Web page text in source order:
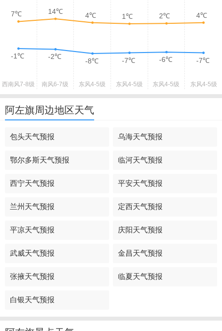
西南风7-8级 南风6-7级 东风4-5级 东风4-5级 东风4-5级 东风4-5级
7℃ 14℃ 4℃ 1℃ 2℃ 4℃
-1℃ -2℃
-8℃ -7℃ -6℃ -7℃
阿左旗周边地区天气
包头天气预报 乌海天气预报
鄂尔多斯天气预报 临河天气预报
西宁天气预报 平安天气预报
兰州天气预报 定西天气预报
平凉天气预报 庆阳天气预报
武威天气预报 金昌天气预报
张掖天气预报 临夏天气预报
白银天气预报